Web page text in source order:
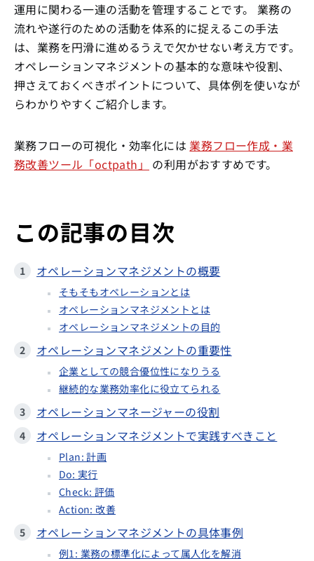
運用に関わる一連の活動を管理することです。 業務の
流れや遂行のための活動を体系的に捉えるこの手法
は、業務を円滑に進めるうえで欠かせない考え方です。
オペレーションマネジメントの基本的な意味や役割、
押さえておくべきポイントについて、具体例を使いなが
らわかりやすくご紹介します。
業務フローの可視化・効率化には 業務フロー作成・業
務改善ツール「octpath」
の利用がおすすめです。
この記事の目次
オペレーションマネジメントの概要
そもそもオペレーションとは
オペレーションマネジメントとは
オペレーションマネジメントの目的
オペレーションマネジメントの重要性
企業としての競合優位性になりうる
継続的な業務効率化に役立てられる
オペレーションマネージャーの役割
オペレーションマネジメントで実践すべきこと
Plan: 計画
Do: 実行
Check: 評価
Action: 改善
オペレーションマネジメントの具体事例
例1: 業務の標準化によって属人化を解消